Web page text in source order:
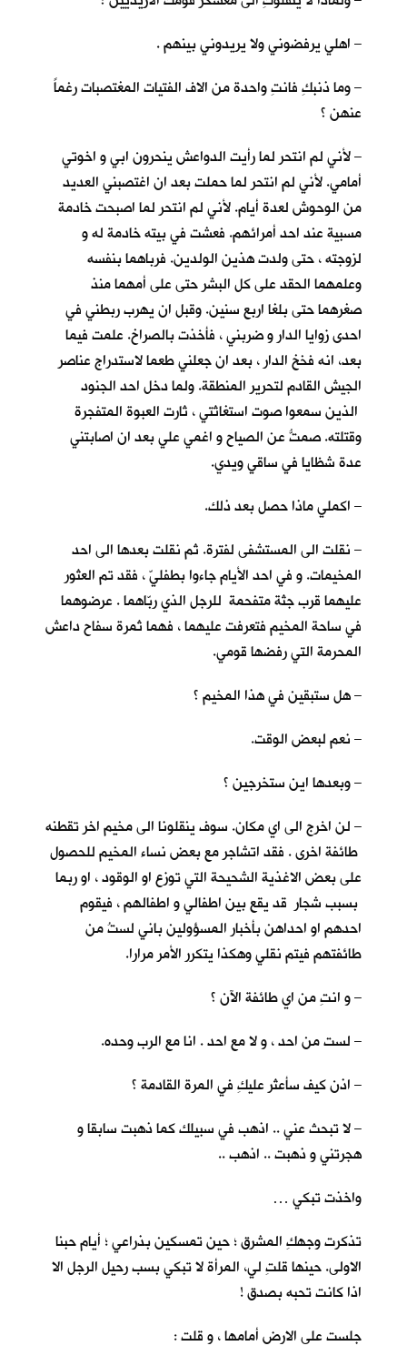
– اهلي يرفضوني ولا يريدوني بينهم .
– وما ذنبكِ فانتِ واحدة من الاف الفتيات المغتصبات رغماً
عنهن ؟
– لأني لم انتحر لما رأيت الدواعش ينحرون ابي و اخوتي
أمامي. لأني لم انتحر لما حملت بعد ان اغتصبني العديد
من الوحوش لعدة أيام. لأني لم انتحر لما اصبحت خادمة
مسبية عند احد أمرائهم. فعشت في بيته خادمة له و
لزوجته ، حتى ولدت هذين الولدين. فرباهما بنفسه
وعلمهما الحقد على كل البشر حتى على أمهما منذ
صغرهما حتى بلغا اربع سنين. وقبل ان يهرب ربطني في
احدى زوايا الدار و ضربني ، فأخذت بالصراخ. علمت فيما
بعد، انه فخخ الدار ، بعد ان جعلني طعما لاستدراج عناصر
الجيش القادم لتحرير المنطقة. ولما دخل احد الجنود
الذين سمعوا صوت استغاثتي ، ثارت العبوة المتفجرة
وقتلته. صمتُّ عن الصياح و اغمي علي بعد ان اصابتني
عدة شظايا في ساقي ويدي.
– اكملي ماذا حصل بعد ذلك.
– نقلت الى المستشفى لفترة. ثم نقلت بعدها الى احد
المخيمات. و في احد الأيام جاءوا بطفليّ ، فقد تم العثور
عليهما قرب جثة متفحمة للرجل الذي ربّاهما . عرضوهما
في ساحة المخيم فتعرفت عليهما ، فهما ثمرة سفاح داعش
المحرمة التي رفضها قومي.
– هل ستبقين في هذا المخيم ؟
– نعم لبعض الوقت.
– وبعدها اين ستخرجين ؟
– لن اخرج الى اي مكان. سوف ينقلونا الى مخيم اخر تقطنه
طائفة اخرى . فقد اتشاجر مع بعض نساء المخيم للحصول
على بعض الاغذية الشحيحة التي توزع او الوقود ، او ربما
بسبب شجار قد يقع بين اطفالي و اطفالهم ، فيقوم
احدهم او احداهن بأخبار المسؤولين باني لستُ من
طائفتهم فيتم نقلي وهكذا يتكرر الأمر مرارا.
– و انتِ من اي طائفة الآن ؟
– لست من احد ، و لا مع احد . انا مع الرب وحده.
– اذن كيف سأعثر عليكِ في المرة القادمة ؟
– لا تبحث عني .. اذهب في سبيلك كما ذهبت سابقا و
هجرتني و ذهبت .. اذهب ..
واخذت تبكي …
تذكرت وجهكِ المشرق ؛ حين تمسكين بذراعي ؛ أيام حبنا
الاولى. حينها قلتِ لي، المرأة لا تبكي بسب رحيل الرجل الا
اذا كانت تحبه بصدق !
جلست على الارض أمامها ، و قلت :